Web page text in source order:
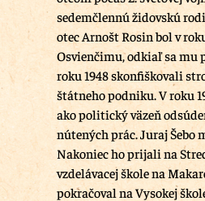
sedemčlennú židovskú
otec Arnošt Rosin bol v
Osvienčimu, odkiaľ sa mu
roku 1948 skonfiškovali
štátneho podniku. V roku
ako politický väzeň
nútených prác. Juraj Šebo
Nakoniec ho prijali na
vzdelávacej škole na
pokračoval na Vysokej